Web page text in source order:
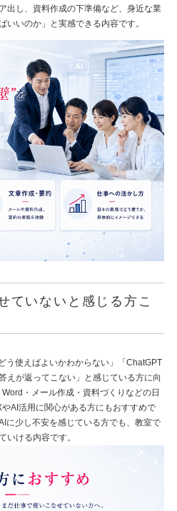
出し、資料作成の下準備など、身近な業
いのか」と実感できる内容です。
ていないと感じる方こ
う使えばよいかわからない」「ChatGPT
えが返ってこない」と感じている方に向
・メール作成・資料づくりなどの日
AI活用に関心がある方にもおすすめで
に少し不安を感じている方でも、教室で
いける内容です。